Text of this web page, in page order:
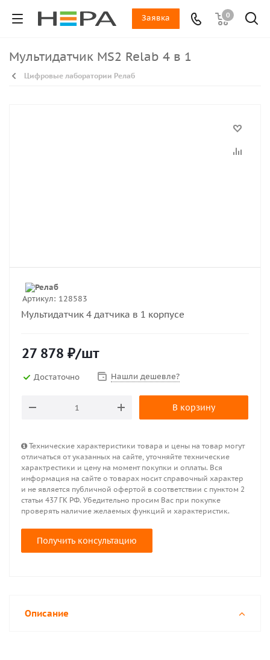
0
Заявка
Мультидатчик MS2 Relab 4 в 1
Цифровые лаборатории Релаб
Артикул: 128583
Мультидатчик 4 датчика в 1 корпусе
27 878 ₽/шт
Достаточно Нашли дешевле?
В корзину
Технические характеристики товара и цены на товар могут
отличаться от указанных на сайте, уточняйте технические
характрестики и цену на момент покупки и оплаты. Вся
информация на сайте о товарах носит справочный характер
и не является публичной офертой в соответствии с пунктом 2
статьи 437 ГК РФ. Убедительно просим Вас при покупке
проверять наличие желаемых функций и характеристик.
Получить консультацию
Описание